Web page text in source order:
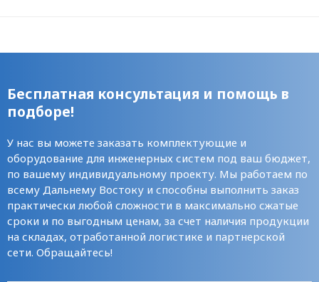
Бесплатная консультация и помощь в
подборе!
У нас вы можете заказать комплектующие и
оборудование для инженерных систем под ваш бюджет,
по вашему индивидуальному проекту. Мы работаем по
всему Дальнему Востоку и способны выполнить заказ
практически любой сложности в максимально сжатые
сроки и по выгодным ценам, за счет наличия продукции
на складах, отработанной логистике и партнерской
сети. Обращайтесь!